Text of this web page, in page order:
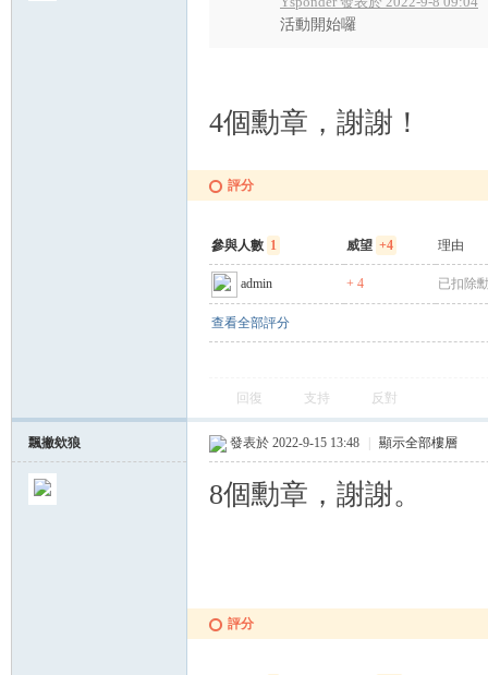
活動開始囉
4個勳章，謝謝！
評分
參與人數 1 威望 +4 理由
admin + 4 已扣除
查看全部評分
回復 支持 反對
飄撇欸狼 發表於 2022-9-15 13:48 顯示全部樓層
8個勳章，謝謝。
評分